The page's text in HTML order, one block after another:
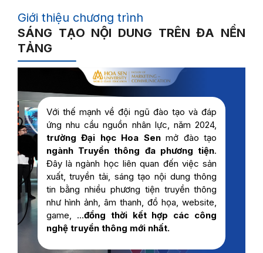
Giới thiệu chương trình
SÁNG TẠO NỘI DUNG TRÊN ĐA NỀN
TẢNG
Với thế mạnh về đội ngũ đào tạo và đáp
ứng nhu cầu nguồn nhân lực, năm 2024,
trường Đại học Hoa Senmở đào tạo
ngành Truyền thông đa phương tiện.
Đây là ngành học liên quan đến việc sản
xuất, truyền tải, sáng tạo nội dung thông
tin bằng nhiều phương tiện truyền thông
như hình ảnh, âm thanh, đồ họa, website,
game, …đồng thời kết hợp các công
nghệ truyền thông mới nhất.